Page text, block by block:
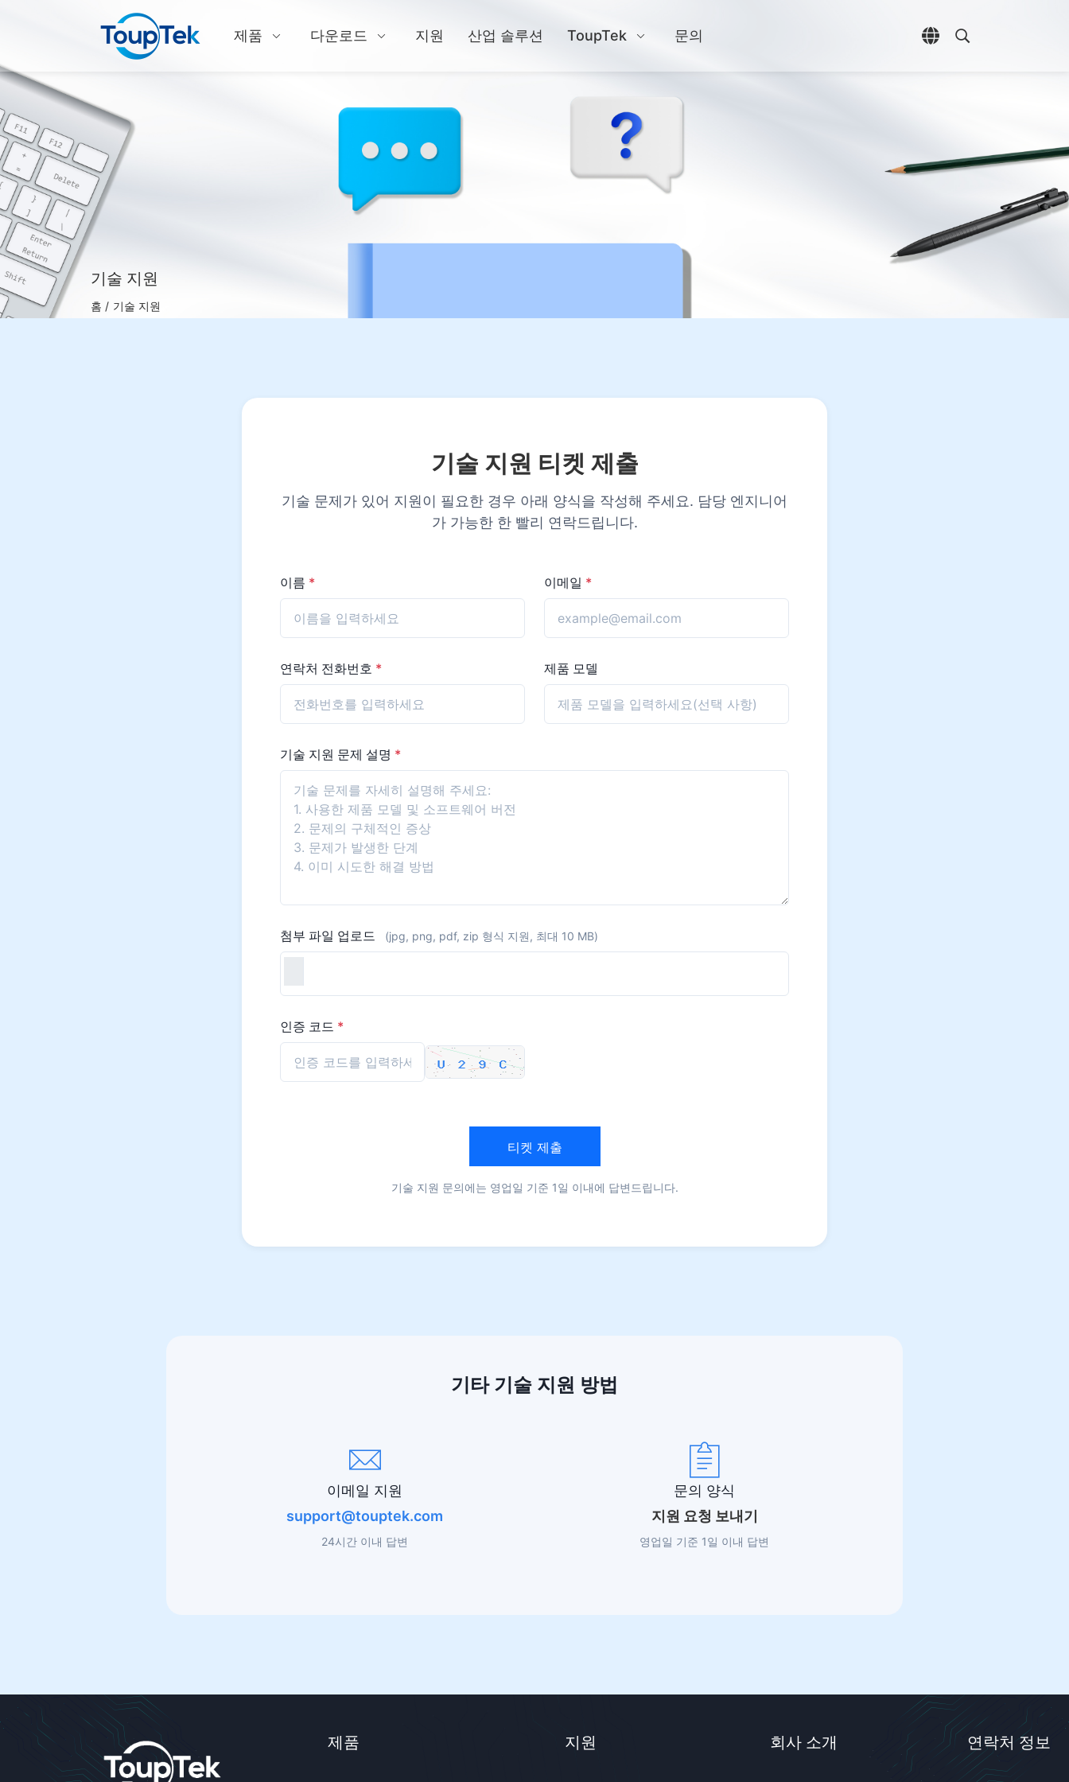
제품 다운로드 지원 산업 솔루션 ToupTek 문의
언어 선택 열기
검색 열기
기술 지원
홈 / 기술 지원
기술 지원 티켓 제출
기술 문제가 있어 지원이 필요한 경우 아래 양식을 작성해 주세요. 담당 엔지니어
가 가능한 한 빨리 연락드립니다.
이름 * 이메일 *
연락처 전화번호 * 제품 모델
기술 지원 문제 설명 *
첨부 파일 업로드 (jpg, png, pdf, zip 형식 지원, 최대 10 MB)
인증 코드 *
티켓 제출
기술 지원 문의에는 영업일 기준 1일 이내에 답변드립니다.
기타 기술 지원 방법
이메일 지원
support@touptek.com
24시간 이내 답변
문의 양식
지원 요청 보내기
영업일 기준 1일 이내 답변
제품 지원 회사 소개 연락처 정보